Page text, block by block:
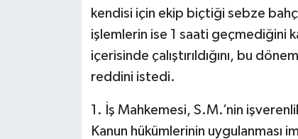
kendisi için ekip biçtiği sebze
işlemlerin ise 1 saati geçmediğini
içerisinde çalıştırıldığını, bu
reddini istedi.
1. İş Mahkemesi, S.M.’nin
Kanun hükümlerinin uygulanması